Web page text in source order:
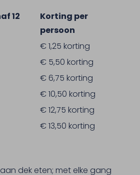
12
Korting per
persoon
€ 1,25 korting
€ 5,50 korting
€ 6,75 korting
€ 10,50 korting
€ 12,75 korting
€ 13,50 korting
dek eten; met elke gang